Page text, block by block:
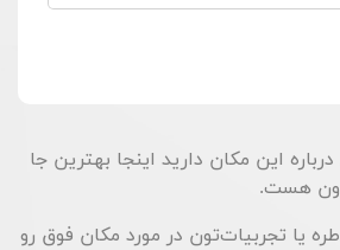
درباره این مکان دارید اینجا بهترین جا
اون هست.
یا تجربیات‌تون در مورد مکان فوق رو